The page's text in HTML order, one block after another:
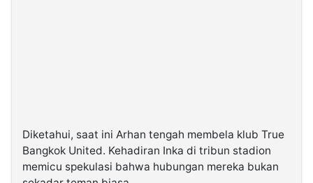
Diketahui, saat ini Arhan tengah membela klub True
Bangkok United. Kehadiran Inka di tribun stadion
memicu spekulasi bahwa hubungan mereka bukan